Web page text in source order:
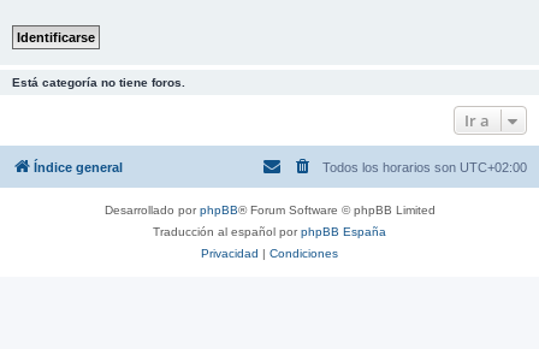
Está categoría no tiene foros.
Ir a
Índice general Todos los horarios son UTC+02:00
Desarrollado porphpBB® Forum Software © phpBB Limited
Traducción al español porphpBB España
Privacidad | Condiciones